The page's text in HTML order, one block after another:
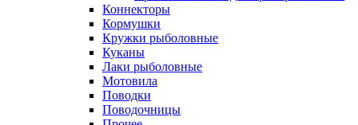
Коннекторы
Кормушки
Кружки рыболовные
Куканы
Лаки рыболовные
Мотовила
Поводки
Поводочницы